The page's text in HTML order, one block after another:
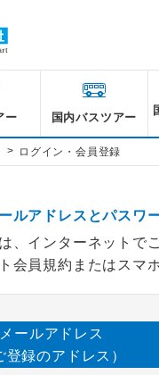
ー 国内バスツアー
> ログイン・会員登録
ルアドレスとパスワ
、インターネットで
会員規約またはスマ
メールアドレス
登録のアドレス）